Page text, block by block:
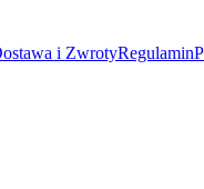
i ZwrotyRegulamin